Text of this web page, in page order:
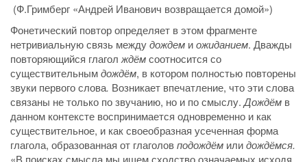
(Ф.Гримберг «Андрей Иванович возвращается домой»)
Фонетический повтор определяет в этом фрагменте
нетривиальную связь междудождем иожиданием. Дважды
повторяющийся глаголждёмсоотносится со
существительнымдождём, в котором полностью повторены
звуки первого слова. Возникает впечатление, что эти слова
связаны не только по звучанию, но и по смыслу.Дождём в
данном контексте воспринимается одновременно и как
существительное, и как своеобразная усеченная форма
глагола, образованная от глаголовподождём илидождёмся.